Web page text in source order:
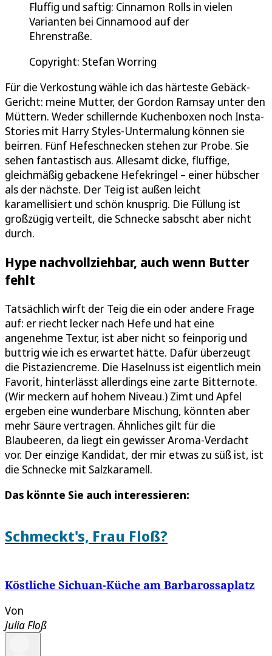
Fluffig und saftig: Cinnamon Rolls in vielen
Varianten bei Cinnamood auf der
Ehrenstraße.
Copyright: Stefan Worring
Für die Verkostung wähle ich das härteste Gebäck-
Gericht: meine Mutter, der Gordon Ramsay unter den
Müttern. Weder schillernde Kuchenboxen noch Insta-
Stories mit Harry Styles-Untermalung können sie
beirren. Fünf Hefeschnecken stehen zur Probe. Sie
sehen fantastisch aus. Allesamt dicke, fluffige,
gleichmäßig gebackene Hefekringel – einer hübscher
als der nächste. Der Teig ist außen leicht
karamellisiert und schön knusprig. Die Füllung ist
großzügig verteilt, die Schnecke sabscht aber nicht
durch.
Hype nachvollziehbar, auch wenn Butter
fehlt
Tatsächlich wirft der Teig die ein oder andere Frage
auf: er riecht lecker nach Hefe und hat eine
angenehme Textur, ist aber nicht so feinporig und
buttrig wie ich es erwartet hätte. Dafür überzeugt
die Pistaziencreme. Die Haselnuss ist eigentlich mein
Favorit, hinterlässt allerdings eine zarte Bitternote.
(Wir meckern auf hohem Niveau.) Zimt und Apfel
ergeben eine wunderbare Mischung, könnten aber
mehr Säure vertragen. Ähnliches gilt für die
Blaubeeren, da liegt ein gewisser Aroma-Verdacht
vor. Der einzige Kandidat, der mir etwas zu süß ist, ist
die Schnecke mit Salzkaramell.
Das könnte Sie auch interessieren:
Schmeckt's, Frau Floß?
Köstliche Sichuan-Küche am Barbarossaplatz
Von
Julia Floß